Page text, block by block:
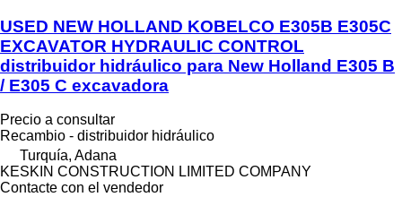
USED NEW HOLLAND KOBELCO E305B E305C
EXCAVATOR HYDRAULIC CONTROL
distribuidor hidráulico para New Holland E305 B
/ E305 C excavadora
Precio a consultar
Recambio - distribuidor hidráulico
Turquía, Adana
KESKIN CONSTRUCTION LIMITED COMPANY
Contacte con el vendedor